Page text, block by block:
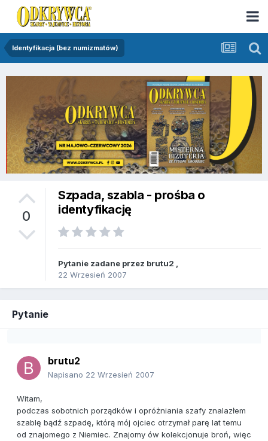
Identyfikacja (bez numizmatów)
0
Szpada, szabla - prośba o
identyfikację
Pytanie zadane przez brutu2
22 Wrzesień 2007
Pytanie
brutu2
Napisano 22 Wrzesień 2007
Witam,
podczas sobotnich porządków i opróżniania szafy znalazłem
szablę bądź szpadę, którą mój ojciec otrzymał parę lat temu
od znajomego z Niemiec. Znajomy ów kolekcjonuje broń, więc